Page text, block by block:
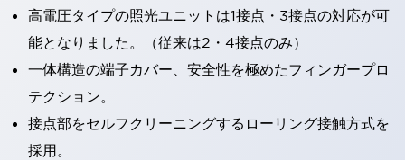
高電圧タイプの照光ユニットは1接点・3接点の対応が可
能となりました。（従来は2・4接点のみ）
一体構造の端子カバー、安全性を極めたフィンガープロ
テクション。
接点部をセルフクリーニングするローリング接触方式を
採用。